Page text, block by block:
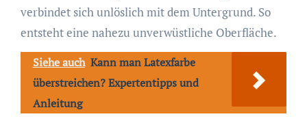
verbindet sich unlöslich mit dem Untergrund. So
entsteht eine nahezu unverwüstliche Oberfläche.
Siehe auch Kann man Latexfarbe
überstreichen? Expertentipps und
Anleitung